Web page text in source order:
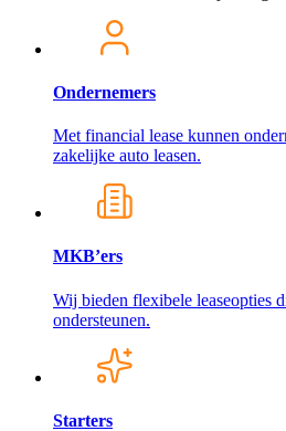
Ondernemers
Met financial lease kunnen
zakelijke auto leasen.
MKB’ers
Wij bieden flexibele leaseopties
ondersteunen.
Starters